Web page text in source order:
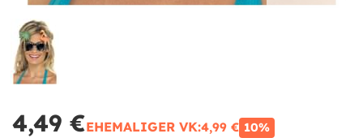
4,49 €EHEMALIGER VK:4,99 € 10%